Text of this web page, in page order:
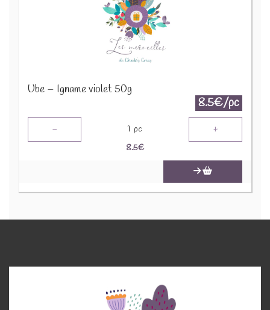
Ube – Igname violet 50g
8.5€/pc
- 1 pc +
8.5€